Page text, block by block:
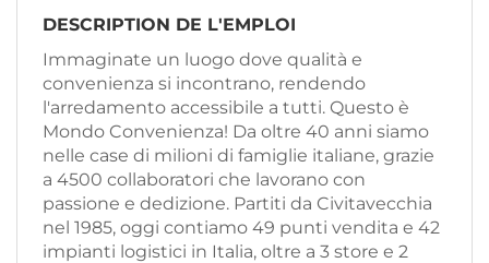
FR
IT
DE
DESCRIPTION DE L'EMPLOI
Immaginate un luogo dove qualità e
convenienza si incontrano, rendendo
l'arredamento accessibile a tutti. Questo è
Mondo Convenienza! Da oltre 40 anni siamo
nelle case di milioni di famiglie italiane, grazie
a 4500 collaboratori che lavorano con
passione e dedizione. Partiti da Civitavecchia
nel 1985, oggi contiamo 49 punti vendita e 42
impianti logistici in Italia, oltre a 3 store e 2